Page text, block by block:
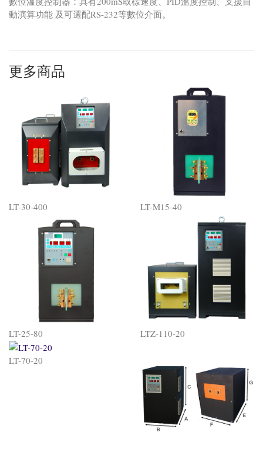
動演算功能 及可選配RS-232等數位介面。
更多商品
LT-30-400 LT-M15-40
LT-25-80 LTZ-110-20
LT-70-20